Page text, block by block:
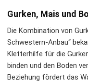
Gurken, Mais und
Die Kombination von
Schwestern-Anbau“
Kletterhilfe für die
binden und den Boden
Beziehung fördert das